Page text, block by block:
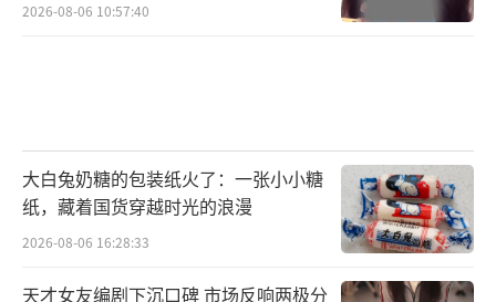
音乐的激情碰撞中，共同参与这场不负众望的
音乐狂欢，共同见证音乐向上的力量，共同唱
响东莞璀璨之夜！
2026-08-06 10:57:40
大白兔奶糖的包装纸火了：一张小小糖
纸，藏着国货穿越时光的浪漫
2026-08-06 16:28:33
天才女友编剧下沉口碑 市场反响两极分